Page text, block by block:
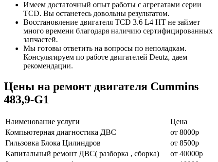
Имеем достаточный опыт работы с агрегатами серии
TCD. Вы останетесь довольны результатом.
Восстановление двигателя TCD 3.6 L4 HT не займет
много времени благодаря наличию сертифицированных
запчастей.
Мы готовы ответить на вопросы по неполадкам.
Консультируем по работе двигателей Deutz, даем
рекомендации.
Цены на ремонт двигателя Cummins
483,9-G1
Наименование уcлуги
Цена
Компьютерная диагностика ДВС
от 8000р
Гильзовка Блока Цилиндров
от 8500р
Капитальный ремонт ДВС( разборка , сборка)
от 40000р